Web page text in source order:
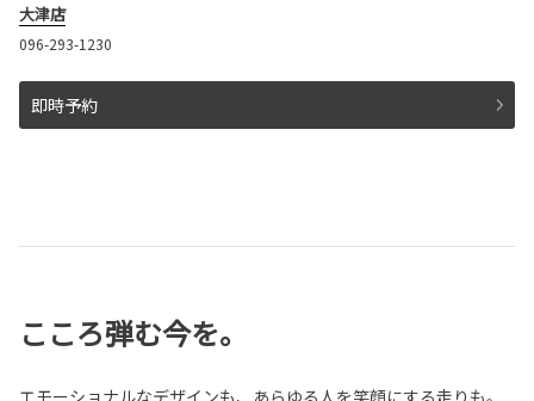
大津店
096-293-1230
即時予約
こころ弾む今を。
エモーショナルなデザインも、あらゆる人を笑顔にする走りも。